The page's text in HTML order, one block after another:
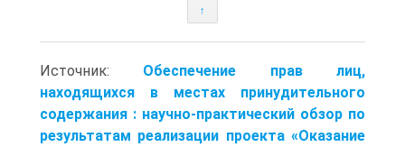
↑
Источник: Обеспечение прав лиц,
находящихся в местах принудительного
содержания : научно-практический обзор по
результатам реализации проекта «Оказание